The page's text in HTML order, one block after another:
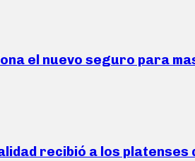
el nuevo seguro para
recibió a los